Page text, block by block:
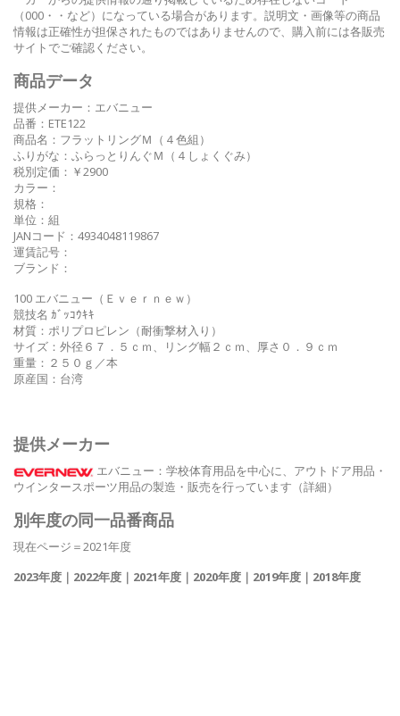
（000・・など）になっている場合があります。説明文・画像等の商品
情報は正確性が担保されたものではありませんので、購入前には各販売
サイトでご確認ください。
商品データ
提供メーカー：エバニュー
品番：ETE122
商品名：フラットリングＭ（４色組）
ふりがな：ふらっとりんぐＭ（４しょくぐみ）
税別定価：￥2900
カラー：
規格：
単位：組
JANコード：4934048119867
運賃記号：
ブランド：
100 エバニュー（Ｅｖｅｒｎｅｗ）
競技名 ｶﾞｯｺｳｷｷ
材質：ポリプロピレン（耐衝撃材入り）
サイズ：外径６７．５ｃｍ、リング幅２ｃｍ、厚さ０．９ｃｍ
重量：２５０ｇ／本
原産国：台湾
提供メーカー
エバニュー ：学校体育用品を中心に、アウトドア用品・
ウインタースポーツ用品の製造・販売を行っています （詳細）
別年度の同一品番商品
現在ページ＝2021年度
2023年度 ｜ 2022年度 ｜ 2021年度 ｜ 2020年度 ｜ 2019年度 ｜ 2018年度